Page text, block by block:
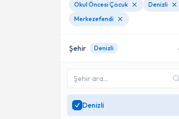
Okul Öncesi Çocuk
Denizli
Merkezefendi
Şehir Denizli
Denizli